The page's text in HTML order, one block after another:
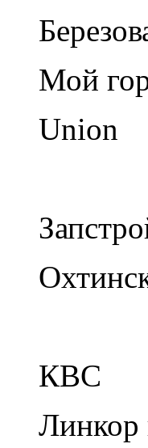
Мой
Union
КВС
Линкор